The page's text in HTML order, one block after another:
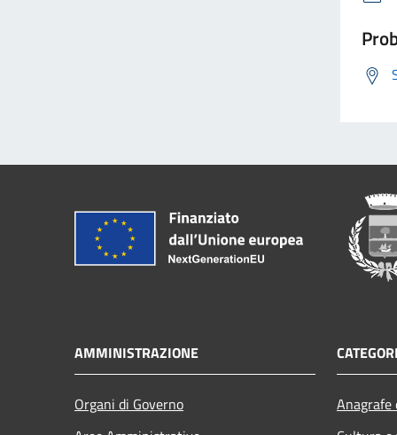
AMMINISTRAZIONE
Organi di Governo